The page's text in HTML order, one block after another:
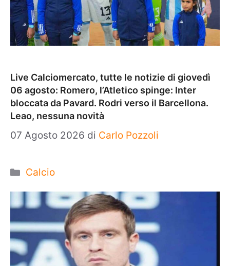
Live Calciomercato, tutte le notizie di giovedì
06 agosto: Romero, l’Atletico spinge: Inter
bloccata da Pavard. Rodri verso il Barcellona.
Leao, nessuna novità
07 Agosto 2026 di Carlo Pozzoli
Categorie
Calcio